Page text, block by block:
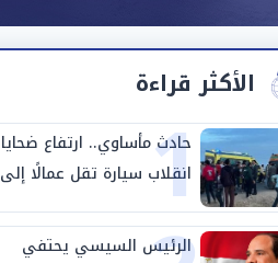
الأكثر قراءة
1
حادث مأساوي.. ارتفاع ضحايا
انقلاب سيارة تقل عمالًا إلى
14 شخصًا
الرئيس السيسي يحتفي